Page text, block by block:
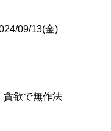
09/13(金)
貪欲で無作法